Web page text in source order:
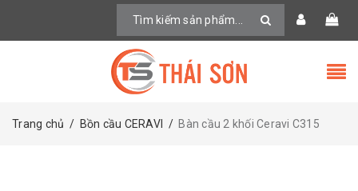
Trang chủ / Bồn cầu CERAVI / Bàn cầu 2 khối Ceravi C315